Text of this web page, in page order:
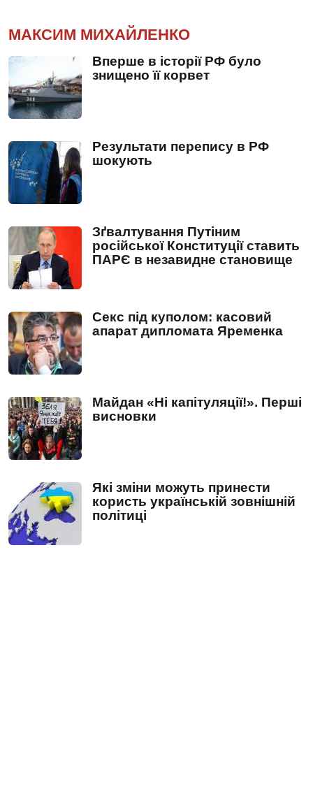
МАКСИМ МИХАЙЛЕНКО
Вперше в історії РФ було
знищено її корвет
Результати перепису в РФ
шокують
Зґвалтування Путіним
російської Конституції ставить
ПАРЄ в незавидне становище
Секс під куполом: касовий
апарат дипломата Яременка
Майдан «Ні капітуляції!». Перші
висновки
Які зміни можуть принести
користь українській зовнішній
політиці